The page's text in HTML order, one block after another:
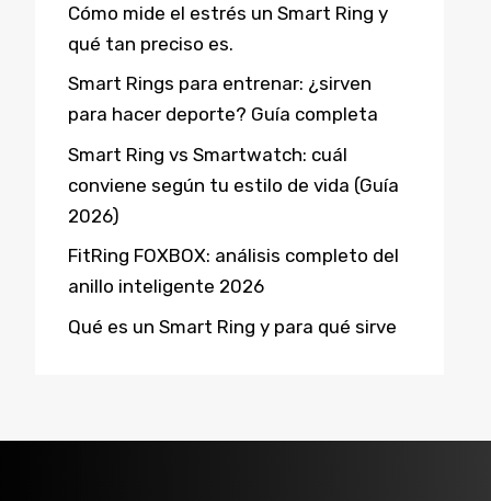
Cómo mide el estrés un Smart Ring y
qué tan preciso es.
Smart Rings para entrenar: ¿sirven
para hacer deporte? Guía completa
Smart Ring vs Smartwatch: cuál
conviene según tu estilo de vida (Guía
2026)
FitRing FOXBOX: análisis completo del
anillo inteligente 2026
Qué es un Smart Ring y para qué sirve